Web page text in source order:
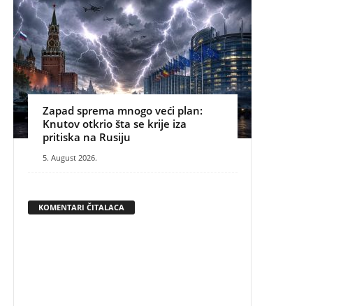
Zapad sprema mnogo veći plan:
Knutov otkrio šta se krije iza
pritiska na Rusiju
5. August 2026.
KOMENTARI ČITALACA